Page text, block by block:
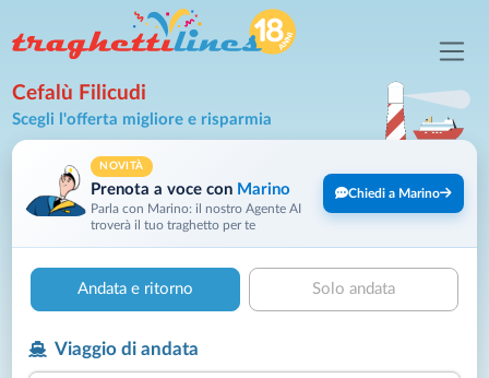
Cefalù Filicudi
Scegli l'offerta migliore e risparmia
NOVITÀ
Prenota a voce con Marino
Parla con Marino: il nostro Agente AI
troverà il tuo traghetto per te
Chiedi a Marino
Andata e ritorno Solo andata
Viaggio di andata